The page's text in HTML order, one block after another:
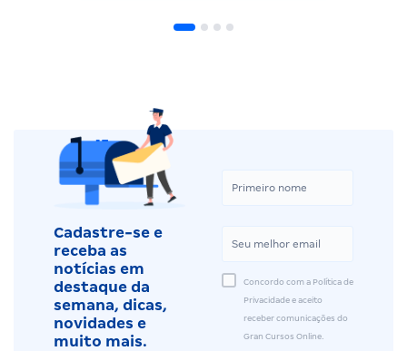
Cadastre-se e
receba as
notícias em
destaque da
semana, dicas,
novidades e
muito mais.
Concordo com a Política de
Privacidade e aceito
receber comunicações do
Gran Cursos Online.